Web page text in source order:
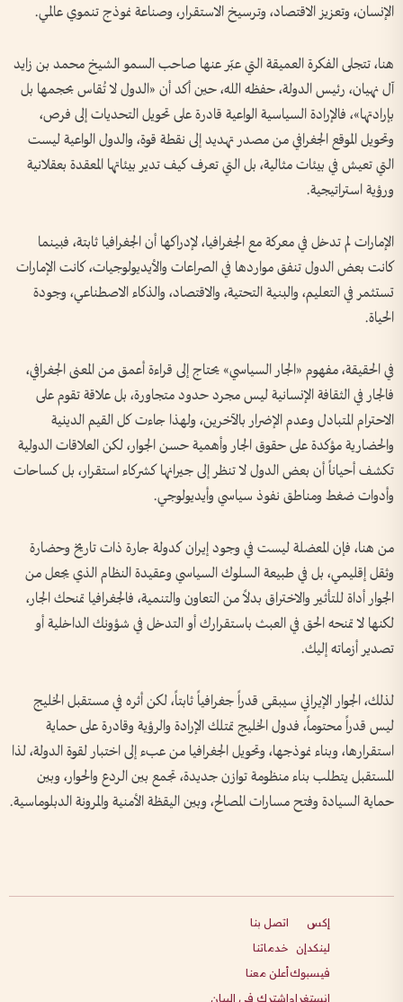
الإنسان، وتعزيز الاقتصاد، وترسيخ الاستقرار، وصناعة نموذج تنموي عالمي.
هنا، تتجلى الفكرة العميقة التي عبّر عنها صاحب السمو الشيخ محمد بن زايد
آل نهيان، رئيس الدولة، حفظه الله، حين أكد أن «الدول لا تُقاس بحجمها بل
بإرادتها»، فالإرادة السياسية الواعية قادرة على تحويل التحديات إلى فرص،
وتحويل الموقع الجغرافي من مصدر تهديد إلى نقطة قوة، والدول الواعية ليست
التي تعيش في بيئات مثالية، بل التي تعرف كيف تدير بيئاتها المعقدة بعقلانية
ورؤية استراتيجية.
الإمارات لم تدخل في معركة مع الجغرافيا، لإدراكها أن الجغرافيا ثابتة، فبينما
كانت بعض الدول تنفق مواردها في الصراعات والأيديولوجيات، كانت الإمارات
تستثمر في التعليم، والبنية التحتية، والاقتصاد، والذكاء الاصطناعي، وجودة
الحياة.
في الحقيقة، مفهوم «الجار السياسي» يحتاج إلى قراءة أعمق من المعنى الجغرافي،
فالجار في الثقافة الإنسانية ليس مجرد حدود متجاورة، بل علاقة تقوم على
الاحترام المتبادل وعدم الإضرار بالآخرين، ولهذا جاءت كل القيم الدينية
والحضارية مؤكدة على حقوق الجار وأهمية حسن الجوار، لكن العلاقات الدولية
تكشف أحياناً أن بعض الدول لا تنظر إلى جيرانها كشركاء استقرار، بل كساحات
وأدوات ضغط ومناطق نفوذ سياسي وأيديولوجي.
من هنا، فإن المعضلة ليست في وجود إيران كدولة جارة ذات تاريخ وحضارة
وثقل إقليمي، بل في طبيعة السلوك السياسي وعقيدة النظام الذي يجعل من
الجوار أداة للتأثير والاختراق بدلاً من التعاون والتنمية، فالجغرافيا تمنحك الجار،
لكنها لا تمنحه الحق في العبث باستقرارك أو التدخل في شؤونك الداخلية أو
تصدير أزماته إليك.
لذلك، الجوار الإيراني سيبقى قدراً جغرافياً ثابتاً، لكن أثره في مستقبل الخليج
ليس قدراً محتوماً، فدول الخليج تمتلك الإرادة والرؤية وقادرة على حماية
استقرارها، وبناء نموذجها، وتحويل الجغرافيا من عبء إلى اختبار لقوة الدولة، لذا
المستقبل يتطلب بناء منظومة توازن جديدة، تجمع بين الردع والحوار، وبين
حماية السيادة وفتح مسارات المصالح، وبين اليقظة الأمنية والمرونة الدبلوماسية.
إكس
لينكدإن
فيسبوك
انستغرام
اتصل بنا
خدماتنا
أعلن معنا
اشترك في البيان